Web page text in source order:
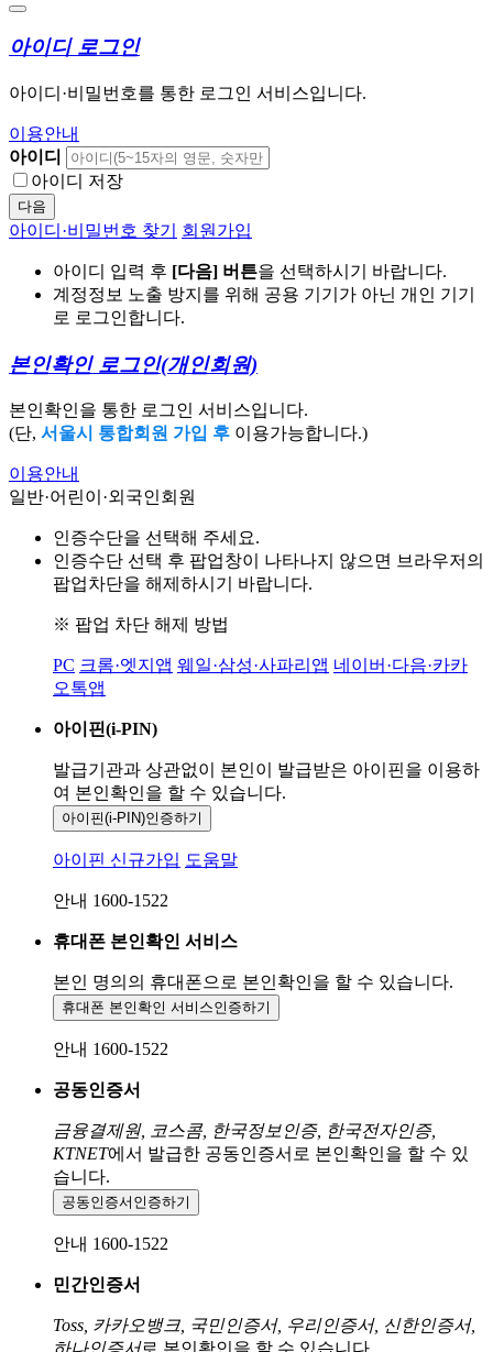
아이디 로그인
아이디·비밀번호를 통한 로그인 서비스입니다.
이용안내
아이디
아이디 저장
다음
아이디·비밀번호 찾기 회원가입
아이디 입력 후 [다음] 버튼을 선택하시기 바랍니다.
계정정보 노출 방지를 위해 공용 기기가 아닌 개인 기기
로 로그인합니다.
본인확인 로그인(개인회원)
본인확인을 통한 로그인 서비스입니다.
(단, 서울시 통합회원 가입 후 이용가능합니다.)
이용안내
일반·어린이·외국인회원
인증수단을 선택해 주세요.
인증수단 선택 후 팝업창이 나타나지 않으면 브라우저의
팝업차단을 해제하시기 바랍니다.
※ 팝업 차단 해제 방법
PC 크롬·엣지앱 웨일·삼성·사파리앱 네이버·다음·카카
오톡앱
아이핀(i-PIN)
발급기관과 상관없이 본인이 발급받은 아이핀을 이용하
여 본인확인을 할 수 있습니다.
아이핀(i-PIN)인증하기
아이핀 신규가입 도움말
안내 1600-1522
휴대폰 본인확인 서비스
본인 명의의 휴대폰으로 본인확인을 할 수 있습니다.
휴대폰 본인확인 서비스인증하기
안내 1600-1522
공동인증서
금융결제원, 코스콤, 한국정보인증, 한국전자인증,
KTNET에서 발급한 공동인증서로 본인확인을 할 수 있
습니다.
공동인증서 인증하기
안내 1600-1522
민간인증서
Toss, 카카오뱅크, 국민인증서, 우리인증서, 신한인증서,